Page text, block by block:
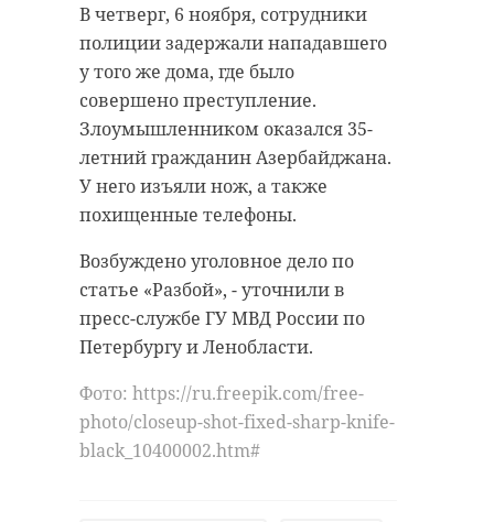
В четверг, 6 ноября, сотрудники
полиции задержали нападавшего
у того же дома, где было
совершено преступление.
Злоумышленником оказался 35-
летний гражданин Азербайджана.
У него изъяли нож, а также
похищенные телефоны.
Возбуждено уголовное дело по
статье «Разбой», - уточнили в
пресс-службе ГУ МВД России по
Петербургу и Ленобласти.
Фото: https://ru.freepik.com/free-
photo/closeup-shot-fixed-sharp-knife-
black_10400002.htm#
форума стоит непростая задача —
определить, какие вызовы ждут
страну в 2026 году. Он подчеркнул,
что профессия политконсультанта
и социального архитектора
требует долгосрочной и
ответственной работы,
направленной на улучшение
общественного настроения. По
словам Перминова, важно
добиваться стабильного и
последовательного развития
деятельность, — именно этому и
посвящена встреча.